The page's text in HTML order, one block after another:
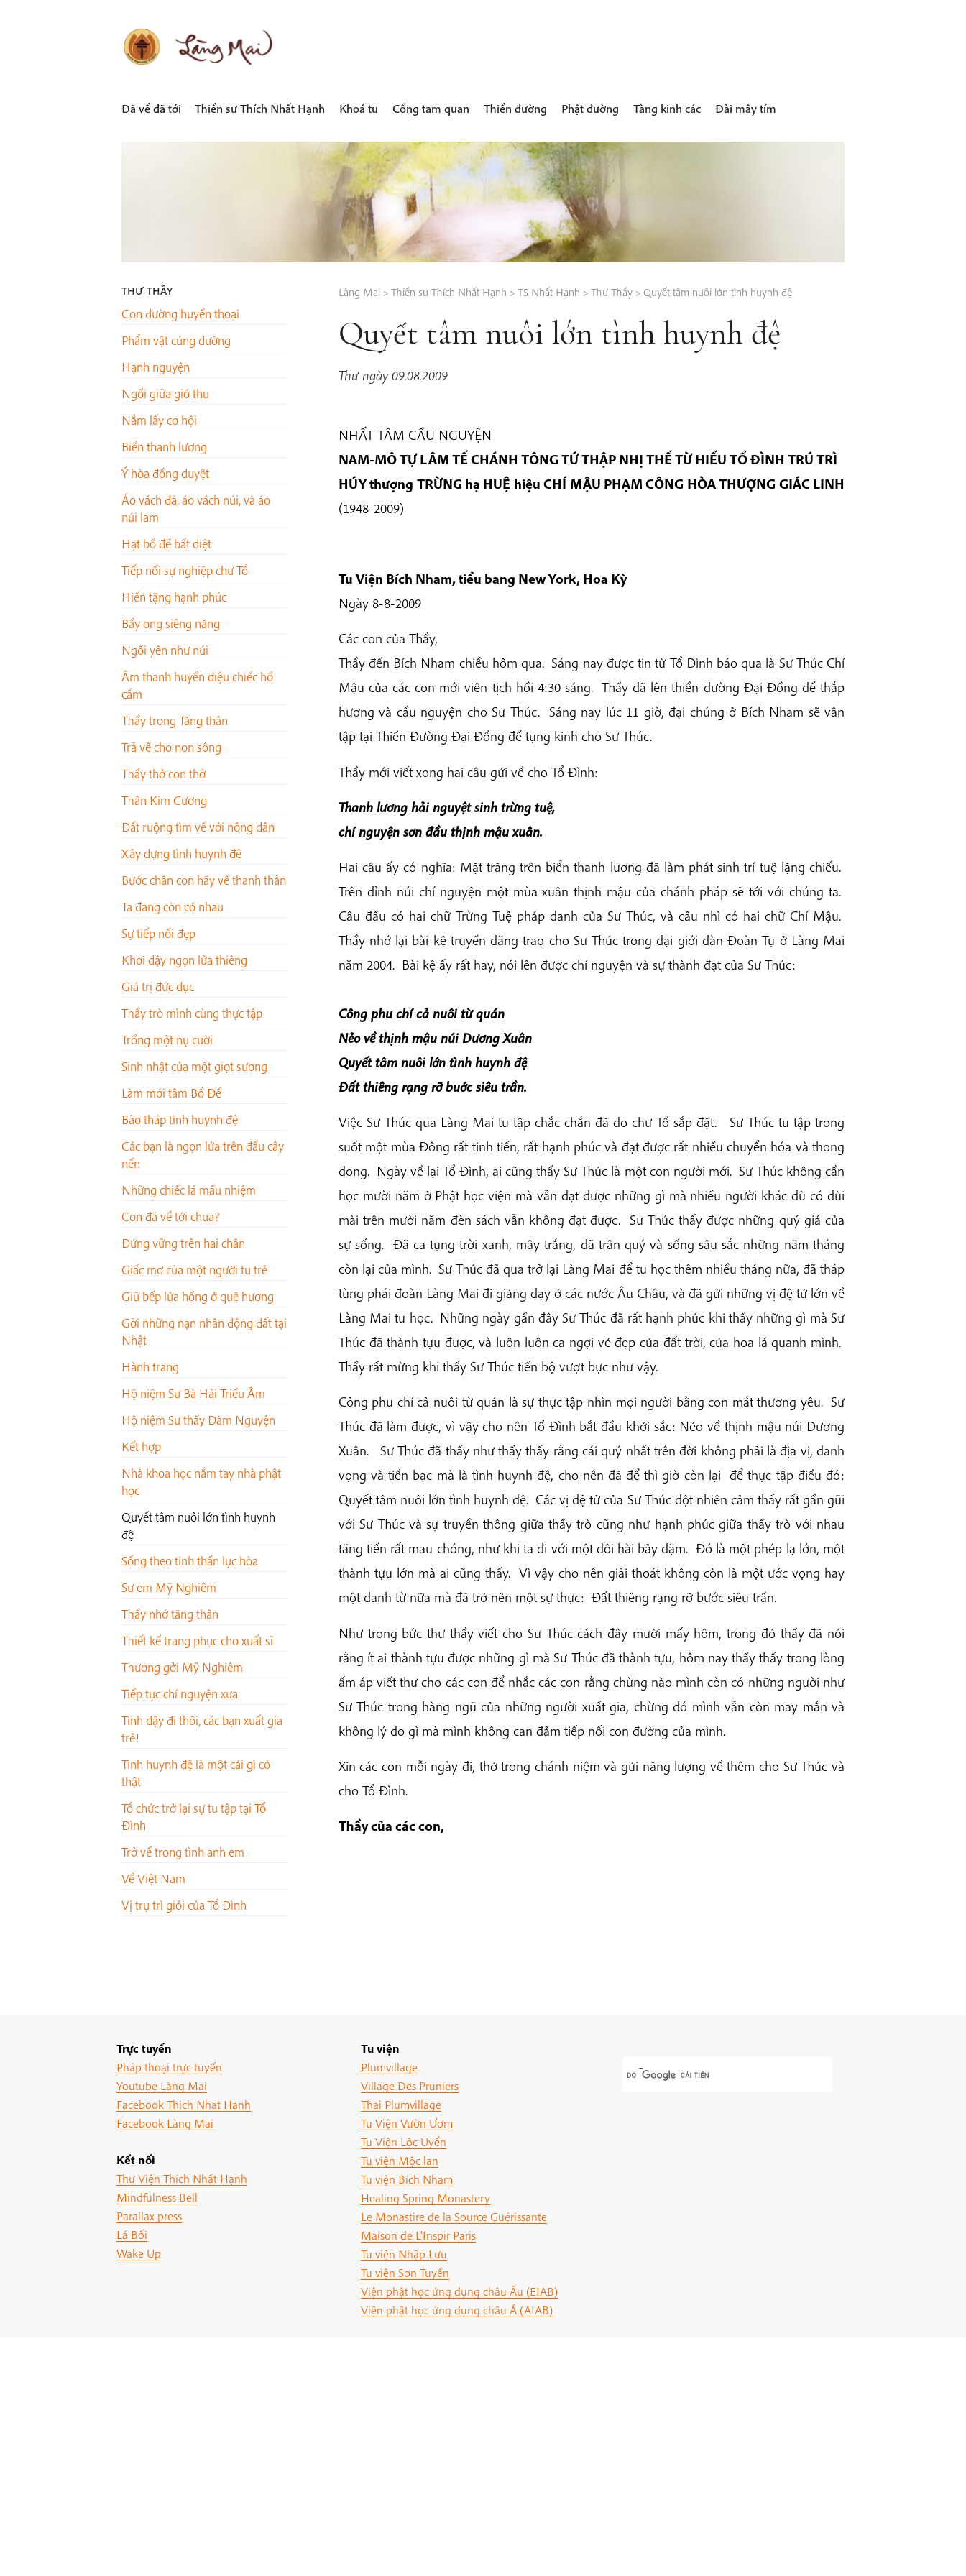
LÀNG MAI
Đã về đã tới Thiền sư Thích Nhất Hạnh Khoá tu Cổng tam quan Thiền đường Phật đường Tàng kinh các Đài mây tím
THƯ THẦY
Con đường huyền thoại
Phẩm vật cúng dường
Hạnh nguyện
Ngồi giữa gió thu
Nắm lấy cơ hội
Biển thanh lương
Ý hòa đồng duyệt
Áo vách đá, áo vách núi, và áo
núi lam
Hạt bồ đề bất diệt
Tiếp nối sự nghiệp chư Tổ
Hiến tặng hạnh phúc
Bầy ong siêng năng
Ngồi yên như núi
Âm thanh huyền diệu chiếc hồ
cầm
Thầy trong Tăng thân
Trả về cho non sông
Thầy thở con thở
Thân Kim Cương
Đất ruộng tìm về với nông dân
Xây dựng tình huynh đệ
Bước chân con hãy về thanh thản
Ta đang còn có nhau
Sự tiếp nối đẹp
Khơi dậy ngọn lửa thiêng
Giá trị đức dục
Thầy trò mình cùng thực tập
Trồng một nụ cười
Sinh nhật của một giọt sương
Làm mới tâm Bồ Đề
Bảo tháp tình huynh đệ
Các bạn là ngọn lửa trên đầu cây
nến
Những chiếc lá mầu nhiệm
Con đã về tới chưa?
Đứng vững trên hai chân
Giấc mơ của một người tu trẻ
Giữ bếp lửa hồng ở quê hương
Gởi những nạn nhân động đất tại
Nhật
Hành trang
Hộ niệm Sư Bà Hải Triều Âm
Hộ niệm Sư thầy Đàm Nguyện
Kết hợp
Nhà khoa học nắm tay nhà phật
học
Quyết tâm nuôi lớn tình huynh
đệ
Sống theo tinh thần lục hòa
Sư em Mỹ Nghiêm
Thầy nhớ tăng thân
Thiết kế trang phục cho xuất sĩ
Thương gởi Mỹ Nghiêm
Tiếp tục chí nguyện xưa
Tỉnh dậy đi thôi, các bạn xuất gia
trẻ!
Tình huynh đệ là một cái gì có
thật
Tổ chức trở lại sự tu tập tại Tổ
Đình
Trở về trong tình anh em
Về Việt Nam
Vị trụ trì giỏi của Tổ Đình
Làng Mai> Thiền sư Thích Nhất Hạnh > TS Nhất Hạnh > Thư Thầy> Quyết tâm nuôi lớn tình huynh đệ
Quyết tâm nuôi lớn tình huynh đệ
Thư ngày 09.08.2009
NHẤT TÂM CẦU NGUYỆN
NAM-MÔ TỰ LÂM TẾ CHÁNH TÔNG TỨ THẬP NHỊ THẾ TỪ HIẾU TỔ ĐÌNH TRÚ TRÌ
HÚY thượng TRỪNG hạ HUỆ hiệu CHÍ MẬU PHẠM CÔNG HÒA THƯỢNG GIÁC LINH
(1948-2009)
Tu Viện Bích Nham, tiểu bang New York, Hoa Kỳ
Ngày 8-8-2009
Các con của Thầy,
Thầy đến Bích Nham chiều hôm qua. Sáng nay được tin từ Tổ Đình báo qua là Sư Thúc Chí
Mậu của các con mới viên tịch hồi 4:30 sáng. Thầy đã lên thiền đường Đại Đồng để thắp
hương và cầu nguyện cho Sư Thúc. Sáng nay lúc 11 giờ, đại chúng ở Bích Nham sẽ vân
tập tại Thiền Đường Đại Đồng để tụng kinh cho Sư Thúc.
Thầy mới viết xong hai câu gửi về cho Tổ Đình:
Thanh lương hải nguyệt sinh trừng tuệ,
chí nguyện sơn đầu thịnh mậu xuân.
Hai câu ấy có nghĩa: Mặt trăng trên biển thanh lương đã làm phát sinh trí tuệ lặng chiếu.
Trên đỉnh núi chí nguyện một mùa xuân thịnh mậu của chánh pháp sẽ tới với chúng ta.
Câu đầu có hai chữ Trừng Tuệ pháp danh của Sư Thúc, và câu nhì có hai chữ Chí Mậu.
Thầy nhớ lại bài kệ truyền đăng trao cho Sư Thúc trong đại giới đàn Đoàn Tụ ở Làng Mai
năm 2004. Bài kệ ấy rất hay, nói lên được chí nguyện và sự thành đạt của Sư Thúc:
Công phu chí cả nuôi từ quán
Nẻo về thịnh mậu núi Dương Xuân
Quyết tâm nuôi lớn tình huynh đệ
Đất thiêng rạng rỡ buớc siêu trần.
Việc Sư Thúc qua Làng Mai tu tập chắc chắn đã do chư Tổ sắp đặt. Sư Thúc tu tập trong
suốt một mùa Đông rất tinh tiến, rất hạnh phúc và đạt được rất nhiều chuyển hóa và thong
dong. Ngày về lại Tổ Đình, ai cũng thấy Sư Thúc là một con người mới. Sư Thúc không cần
học mười năm ở Phật học viện mà vẫn đạt được những gì mà nhiều người khác dù có dùi
mài trên mười năm đèn sách vẫn không đạt được. Sư Thúc thấy được những quý giá của
sự sống. Đã ca tụng trời xanh, mây trắng, đã trân quý và sống sâu sắc những năm tháng
còn lại của mình. Sư Thúc đã qua trở lại Làng Mai để tu học thêm nhiều tháng nữa, đã tháp
tùng phái đoàn Làng Mai đi giảng dạy ở các nước Âu Châu, và đã gửi những vị đệ tử lớn về
Làng Mai tu học. Những ngày gần đây Sư Thúc đã rất hạnh phúc khi thấy những gì mà Sư
Thúc đã thành tựu được, và luôn luôn ca ngợi vẻ đẹp của đất trời, của hoa lá quanh mình.
Thầy rất mừng khi thấy Sư Thúc tiến bộ vượt bực như vậy.
Công phu chí cả nuôi từ quán là sự thực tập nhìn mọi người bằng con mắt thương yêu. Sư
Thúc đã làm được, vì vậy cho nên Tổ Đình bắt đầu khởi sắc: Nẻo về thịnh mậu núi Dương
Xuân. Sư Thúc đã thấy như thầy thấy rằng cái quý nhất trên đời không phải là địa vị, danh
vọng và tiền bạc mà là tình huynh đệ, cho nên đã để thì giờ còn lại để thực tập điều đó:
Quyết tâm nuôi lớn tình huynh đệ. Các vị đệ tử của Sư Thúc đột nhiên cảm thấy rất gần gũi
với Sư Thúc và sự truyền thông giữa thầy trò cũng như hạnh phúc giữa thầy trò với nhau
tăng tiến rất mau chóng, như khi ta đi với một đôi hài bảy dặm. Đó là một phép lạ lớn, một
thành tựu lớn mà ai cũng thấy. Vì vậy cho nên giải thoát không còn là một ước vọng hay
một danh từ nữa mà đã trở nên một sự thực: Đất thiêng rạng rỡ bước siêu trần.
Như trong bức thư thầy viết cho Sư Thúc cách đây mười mấy hôm, trong đó thầy đã nói
rằng ít ai thành tựu được những gì mà Sư Thúc đã thành tựu, hôm nay thầy thấy trong lòng
ấm áp viết thư cho các con để nhắc các con rằng chừng nào mình còn có những người như
Sư Thúc trong hàng ngũ của những người xuất gia, chừng đó mình vẫn còn may mắn và
không lý do gì mà mình không can đảm tiếp nối con đường của mình.
Xin các con mỗi ngày đi, thở trong chánh niệm và gửi năng lượng về thêm cho Sư Thúc và
cho Tổ Đình.
Thầy của các con,
Trực tuyến
Pháp thoại trực tuyến
Youtube Làng Mai
Facebook Thich Nhat Hanh
Facebook Làng Mai
Kết nối
Thư Viện Thích Nhất Hạnh
Mindfulness Bell
Parallax press
Lá Bối
Wake Up
Tu viện
Plumvillage
Village Des Pruniers
Thai Plumvillage
Tu Viện Vườn Ươm
Tu Viện Lộc Uyển
Tu viện Mộc lan
Tu viện Bích Nham
Healing Spring Monastery
Le Monastire de la Source Guérissante
Maison de L'Inspir Paris
Tu viện Nhập Lưu
Tu viện Sơn Tuyền
Viện phật học ứng dụng châu Âu (EIAB)
Viện phật học ứng dụng châu Á (AIAB)